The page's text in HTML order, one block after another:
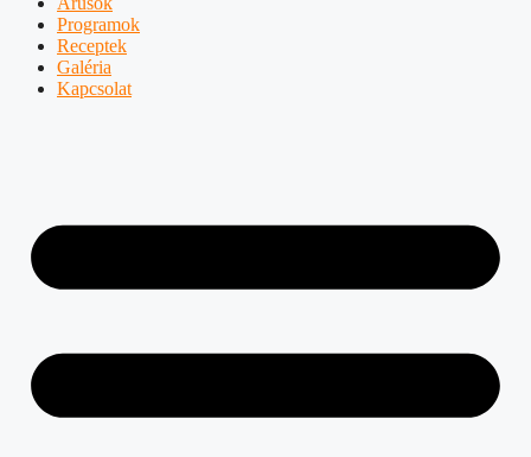
Programok
Receptek
Galéria
Kapcsolat